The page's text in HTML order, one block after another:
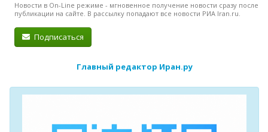
Новости в On-Line режиме - мгновенное получение новости сразу после
публикации на сайте. В рассылку попадают все новости РИА Iran.ru.
Подписаться
Главный редактор Иран.ру